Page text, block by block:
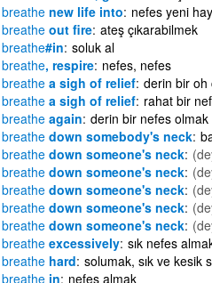
breathenew life into nefes yeni
breatheout fire ateş çıkarabilmek
breathe#in soluk al
breathe, respire nefes, nefes
breathea sigh of relief derin bir oh
breathea sigh of relief rahat bir
breatheagain derin bir nefes olmak
breathedown somebody's neck
breathedown someone's neck
breathedown someone's neck
breathedown someone's neck
breathedown someone's neck
breathedown someone's neck
breatheexcessively sık nefes
breathehard solumak, sık ve kesik
breathein nefes almak